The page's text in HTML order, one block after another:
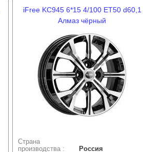
iFree KC945 6*15 4/100 ET50 d60,1
Алмаз чёрный
Страна
производства :
Россия